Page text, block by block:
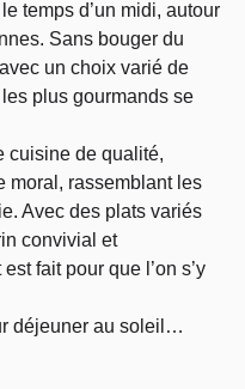
temps d’un midi, autour
Sans bouger du
un choix varié de
plus gourmands se
cuisine de qualité,
moral, rassemblant les
Avec des plats variés
convivial et
fait pour que l’on s’y
déjeuner au soleil…